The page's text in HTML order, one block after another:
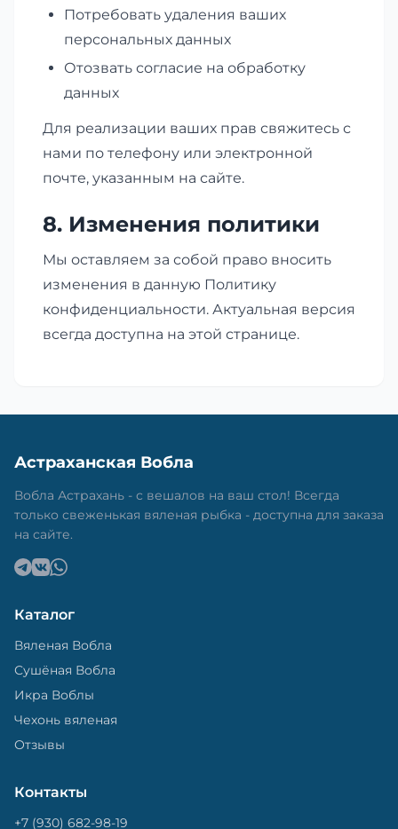
Потребовать удаления ваших
персональных данных
Отозвать согласие на обработку
данных
Для реализации ваших прав свяжитесь с
нами по телефону или электронной
почте, указанным на сайте.
8. Изменения политики
Мы оставляем за собой право вносить
изменения в данную Политику
конфиденциальности. Актуальная версия
всегда доступна на этой странице.
Астраханская Вобла
Вобла Астрахань - с вешалов на ваш стол! Всегда
только свеженькая вяленая рыбка - доступна для заказа
на сайте.
Каталог
Вяленая Вобла
Сушёная Вобла
Икра Воблы
Чехонь вяленая
Отзывы
Контакты
+7 (930) 682-98-19